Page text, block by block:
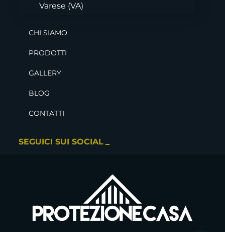
Varese (VA)
CHI SIAMO
PRODOTTI
GALLERY
BLOG
CONTATTI
SEGUICI SUI SOCIAL